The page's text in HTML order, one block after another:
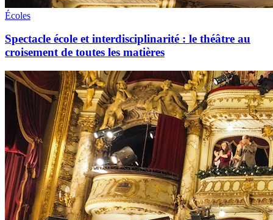
Écoles
Spectacle école et interdisciplinarité : le théâtre au
croisement de toutes les matières